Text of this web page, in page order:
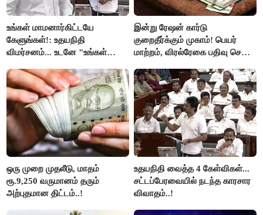
உங்கள் மாமனார்கிட்டயே
கேளுங்கள்!: உதயநிதி
விமர்சனம்... உடனே "உங்கள்
ஆதவ் அர்ஜுனா பதிலடி!
இன்று ரேஷன் கார்டு
குறைதீர்க்கும் முகாம்! பெயர்
மாற்றம், விரல்ரேகை பதிவு செய்ய
ஒரு முறை முதலீடு, மாதம்
ரூ.9,250 வருமானம் தரும்
அற்புதமான திட்டம்..!
உதயநிதி வைத்த 4 கேள்விகள்...
சட்டப்பேரவையில் நடந்த காரசார
விவாதம்..!